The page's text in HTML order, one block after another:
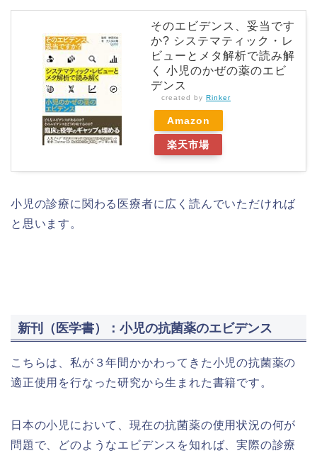
そのエビデンス、妥当です
か? システマティック・レ
ビューとメタ解析で読み解
く 小児のかぜの薬のエビ
デンス
created by Rinker
Amazon
楽天市場
小児の診療に関わる医療者に広く読んでいただければ
と思います。
新刊（医学書）：小児の抗菌薬のエビデンス
こちらは、私が３年間かかわってきた小児の抗菌薬の
適正使用を行なった研究から生まれた書籍です。
日本の小児において、現在の抗菌薬の使用状況の何が
問題で、どのようなエビデンスを知れば、実際の診療